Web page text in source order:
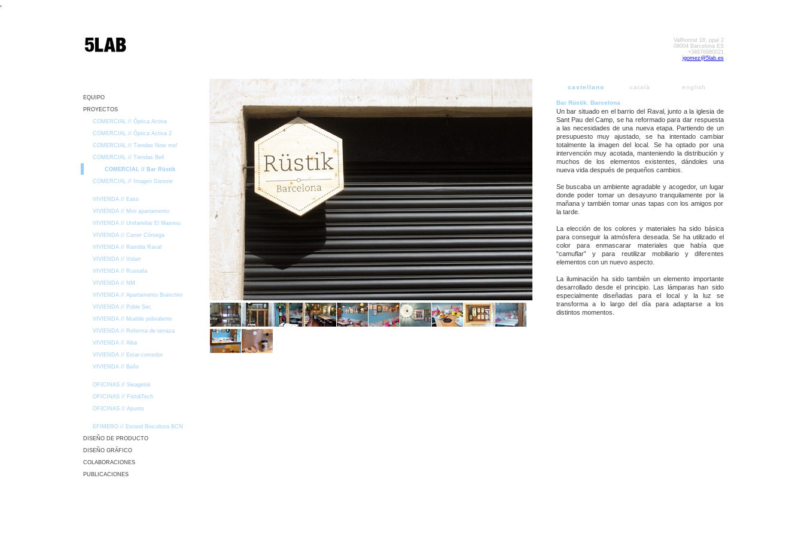
Vallhonrat 18, ppal 2
08004 Barcelona ES
+34676980021
igomez@5lab.es
EQUIPO
PROYECTOS
COMERCIAL // Óptica Activa
COMERCIAL // Óptica Activa 2
COMERCIAL // Tiendas Now me!
COMERCIAL // Tiendas Bell
COMERCIAL // Bar Rüstik
COMERCIAL // Imagen Danone
VIVIENDA // Easo
VIVIENDA // Mini apartamento
VIVIENDA // Unifamiliar El Masnou
VIVIENDA // Carrer Còrsega
VIVIENDA // Rambla Raval
VIVIENDA // Volart
VIVIENDA // Russafa
VIVIENDA // NM
VIVIENDA // Apartamento Branchini
VIVIENDA // Poble Sec
VIVIENDA // Mueble polivalente
VIVIENDA // Reforma de terraza
VIVIENDA // Alba
VIVIENDA // Estar-comedor
VIVIENDA // Baño
OFICINAS // Swagelok
OFICINAS // Fish&Tech
OFICINAS // Apunts
EFIMERO // Estand Biocultura BCN
DISEÑO DE PRODUCTO
DISEÑO GRÁFICO
COLABORACIONES
PUBLICACIONES
castellano català english
Bar Rüstik. Barcelona
Un bar situado en el barrio del Raval, junto a la iglesia de
Sant Pau del Camp, se ha reformado para dar respuesta
a las necesidades de una nueva etapa. Partiendo de un
presupuesto muy ajustado, se ha intentado cambiar
totalmente la imagen del local. Se ha optado por una
intervención muy acotada, manteniendo la distribución y
muchos de los elementos existentes, dándoles una
nueva vida después de pequeños cambios.
Se buscaba un ambiente agradable y acogedor, un lugar
donde poder tomar un desayuno tranquilamente por la
mañana y también tomar unas tapas con los amigos por
la tarde.
La elección de los colores y materiales ha sido básica
para conseguir la atmósfera deseada. Se ha utilizado el
color para enmascarar materiales que había que
“camuflar” y para reutilizar mobiliario y diferentes
elementos con un nuevo aspecto.
La iluminación ha sido también un elemento importante
desarrollado desde el principio. Las lámparas han sido
especialmente diseñadas para el local y la luz se
transforma a lo largo del día para adaptarse a los
distintos momentos.